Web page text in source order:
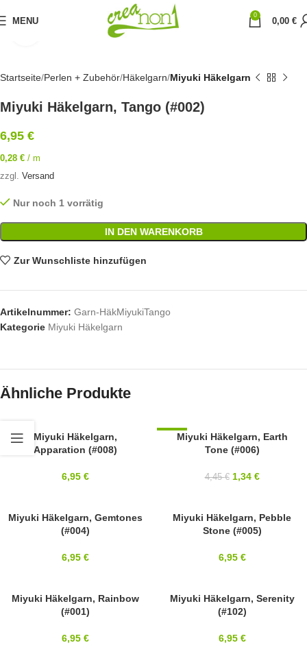
MENU
0
0,00 €
Startseite Perlen + Zubehör Häkelgarn Miyuki Häkelgarn
Miyuki Häkelgarn, Tango (#002)
6,95 €
0,28 € / m
zzgl. Versand
Nur noch 1 vorrätig
IN DEN WARENKORB
Zur Wunschliste hinzufügen
Artikelnummer: Garn-HäkMiyukiTango
Kategorie Miyuki Häkelgarn
Ähnliche Produkte
Miyuki Häkelgarn,
Apparation (#008)
6,95 €
-70%Miyuki Häkelgarn, Earth
Tone (#006)
4,45€ 1,34 €
Miyuki Häkelgarn, Gemtones
(#004)
6,95 €
Miyuki Häkelgarn, Pebble
Stone (#005)
6,95 €
Miyuki Häkelgarn, Rainbow
(#001)
6,95 €
Miyuki Häkelgarn, Serenity
(#102)
6,95 €